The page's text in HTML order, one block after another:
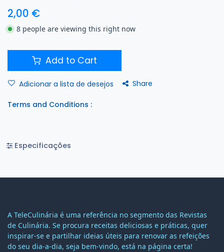
2,00 €
8 people are viewing this right now
Add to Cart
Adicionar a lista de desejos Share
Terms and Conditions :
Especificações
A TeleCulinária é uma referência no segmento das Revistas
de Culinária. Se procura receitas deliciosas e práticas, quer
inspirar-se e partilhar ideias úteis para renovar as refeições
do seu dia-a-dia, seja bem-vindo, está na página certa!